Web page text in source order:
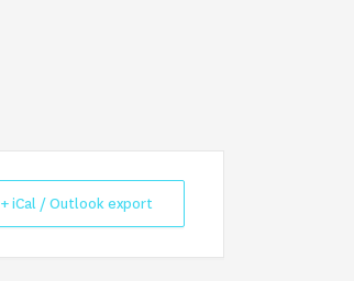
+ iCal / Outlook export